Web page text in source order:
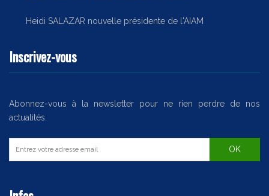
Heidi SALAZAR nouvelle présidente de l'AIAM
Inscrivez-vous
Abonnez-vous à la newsletter pour ne rien perdre de nos
actualités.